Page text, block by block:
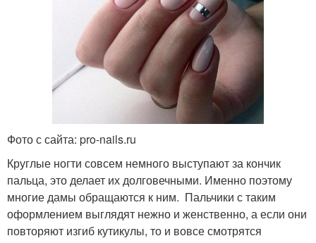
Фото с сайта: pro-nails.ru
Круглые ногти совсем немного выступают за кончик
пальца, это делает их долговечными. Именно поэтому
многие дамы обращаются к ним. Пальчики с таким
оформлением выглядят нежно и женственно, а если они
повторяют изгиб кутикулы, то и вовсе смотрятся